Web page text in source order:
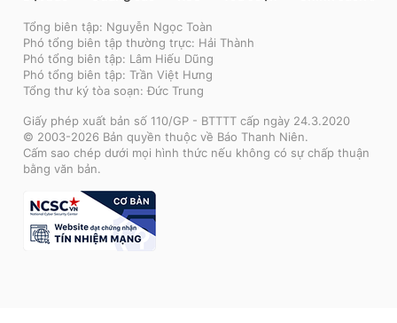
Tổng biên tập: Nguyễn Ngọc Toàn
Phó tổng biên tập thường trực: Hải Thành
Phó tổng biên tập: Lâm Hiếu Dũng
Phó tổng biên tập: Trần Việt Hưng
Tổng thư ký tòa soạn: Đức Trung
Giấy phép xuất bản số 110/GP - BTTTT cấp ngày 24.3.2020
© 2003-2026 Bản quyền thuộc về Báo Thanh Niên.
Cấm sao chép dưới mọi hình thức nếu không có sự chấp thuận
bằng văn bản.